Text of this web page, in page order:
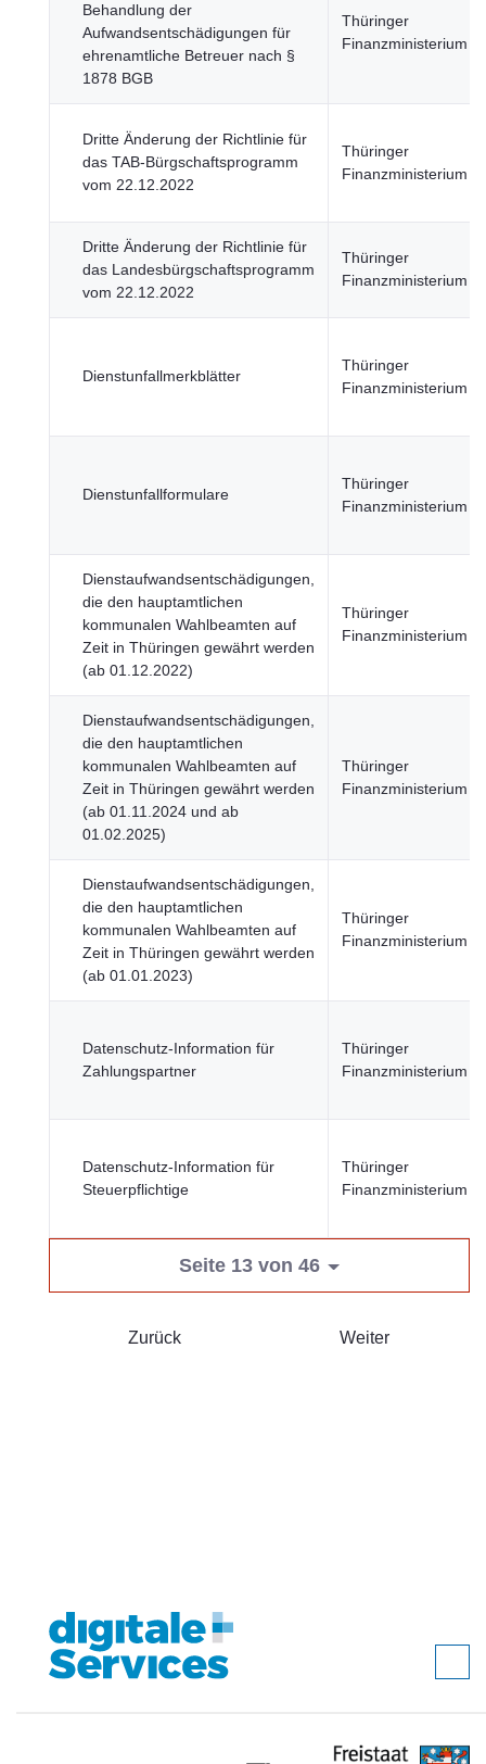
Behandlung der
Aufwandsentschädigungen für
ehrenamtliche Betreuer nach §
1878 BGB
Thüringer
Finanzministerium
Dritte Änderung der Richtlinie für
das TAB-Bürgschaftsprogramm
vom 22.12.2022
Thüringer
Finanzministerium
Dritte Änderung der Richtlinie für
das Landesbürgschaftsprogramm
vom 22.12.2022
Thüringer
Finanzministerium
Dienstunfallmerkblätter
Thüringer
Finanzministerium
Dienstunfallformulare
Thüringer
Finanzministerium
Dienstaufwandsentschädigungen,
die den hauptamtlichen
kommunalen Wahlbeamten auf
Zeit in Thüringen gewährt werden
(ab 01.12.2022)
Thüringer
Finanzministerium
Dienstaufwandsentschädigungen,
die den hauptamtlichen
kommunalen Wahlbeamten auf
Zeit in Thüringen gewährt werden
(ab 01.11.2024 und ab
01.02.2025)
Thüringer
Finanzministerium
Dienstaufwandsentschädigungen,
die den hauptamtlichen
kommunalen Wahlbeamten auf
Zeit in Thüringen gewährt werden
(ab 01.01.2023)
Thüringer
Finanzministerium
Datenschutz-Information für
Zahlungspartner
Thüringer
Finanzministerium
Datenschutz-Information für
Steuerpflichtige
Thüringer
Finanzministerium
Seite 13 von 46
Zurück Weiter